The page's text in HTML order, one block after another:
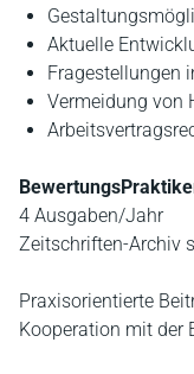
Aktuelle
Fragestellungen
Vermeidung von
4 Ausgaben/Jahr
Zeitschriften-Archiv
Praxisorientierte
Kooperation mit der